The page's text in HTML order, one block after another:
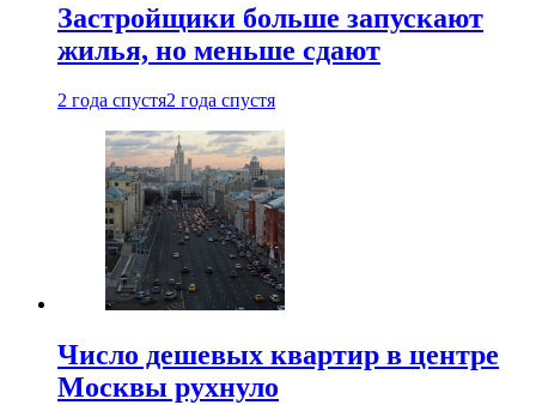
Застройщики больше запускают
жилья, но меньше сдают
2 года спустя2 года спустя
Число дешевых квартир в центре
Москвы рухнуло